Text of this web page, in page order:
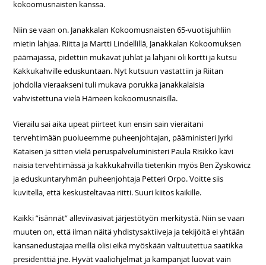
kokoomusnaisten kanssa.
Niin se vaan on. Janakkalan Kokoomusnaisten 65-vuotisjuhliin
mietin lahjaa. Riitta ja Martti Lindellillä, Janakkalan Kokoomuksen
päämajassa, pidettiin mukavat juhlat ja lahjani oli kortti ja kutsu
Kakkukahville eduskuntaan. Nyt kutsuun vastattiin ja Riitan
johdolla vieraakseni tuli mukava porukka janakkalaisia
vahvistettuna vielä Hämeen kokoomusnaisilla.
Vierailu sai aika upeat piirteet kun ensin sain vieraitani
tervehtimään puolueemme puheenjohtajan, pääministeri Jyrki
Kataisen ja sitten vielä peruspalveluministeri Paula Risikko kävi
naisia tervehtimässä ja kakkukahvilla tietenkin myös Ben Zyskowicz
ja eduskuntaryhmän puheenjohtaja Petteri Orpo. Voitte siis
kuvitella, että keskusteltavaa riitti. Suuri kiitos kaikille.
Kaikki ”isännät” alleviivasivat järjestötyön merkitystä. Niin se vaan
muuten on, että ilman näitä yhdistysaktiiveja ja tekijöitä ei yhtään
kansanedustajaa meillä olisi eikä myöskään valtuutettua saatikka
presidenttiä jne. Hyvät vaaliohjelmat ja kampanjat luovat vain